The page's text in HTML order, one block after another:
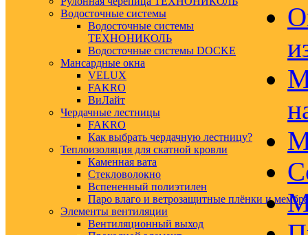
Водосточные системы
Водосточные системы
ТЕХНОНИКОЛЬ
Водосточные системы DOCKE
Мансардные окна
VELUX
FAKRO
ВиЛайт
Чердачные лестницы
FAKRO
Как выбрать чердачную лестницу?
Теплоизоляция для скатной кровли
Каменная вата
Стекловолокно
Вспененный полиэтилен
Паро влаго и ветрозащитные плёнки и
Элементы вентиляции
Вентиляционный выход